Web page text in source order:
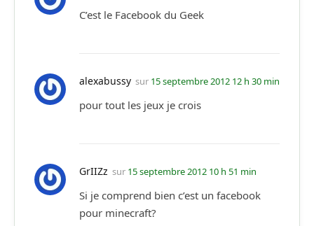
C’est le Facebook du Geek
alexabussy sur 15 septembre 2012 12 h 30 min
pour tout les jeux je crois
GrIIZz sur 15 septembre 2012 10 h 51 min
Si je comprend bien c’est un facebook
pour minecraft?